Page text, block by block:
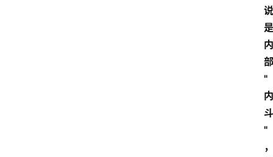
说
是
内
部
"
内
斗
"
，